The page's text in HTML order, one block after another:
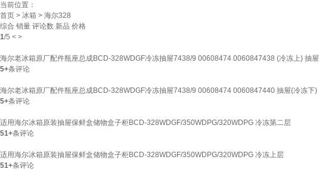
当前位置：
首页 > 冰箱 > 海尔328
综合 销量 评论数 新品 价格
1/5 < >
海尔老冰箱原厂配件瓶座总成BCD-328WDGF冷冻抽屉7438/9 00608474 0060847438 (冷冻上) 抽屉
5+条评论
海尔老冰箱原厂配件瓶座总成BCD-328WDGF冷冻抽屉7438/9 00608474 0060847440 抽屉(冷冻下)
5+条评论
适用海尔冰箱原装抽屉保鲜盒储物盒子柜BCD-328WDGF/350WDPG/320WDPG 冷冻第二层
51+条评论
适用海尔冰箱原装抽屉保鲜盒储物盒子柜BCD-328WDGF/350WDPG/320WDPG 冷冻上层
51+条评论